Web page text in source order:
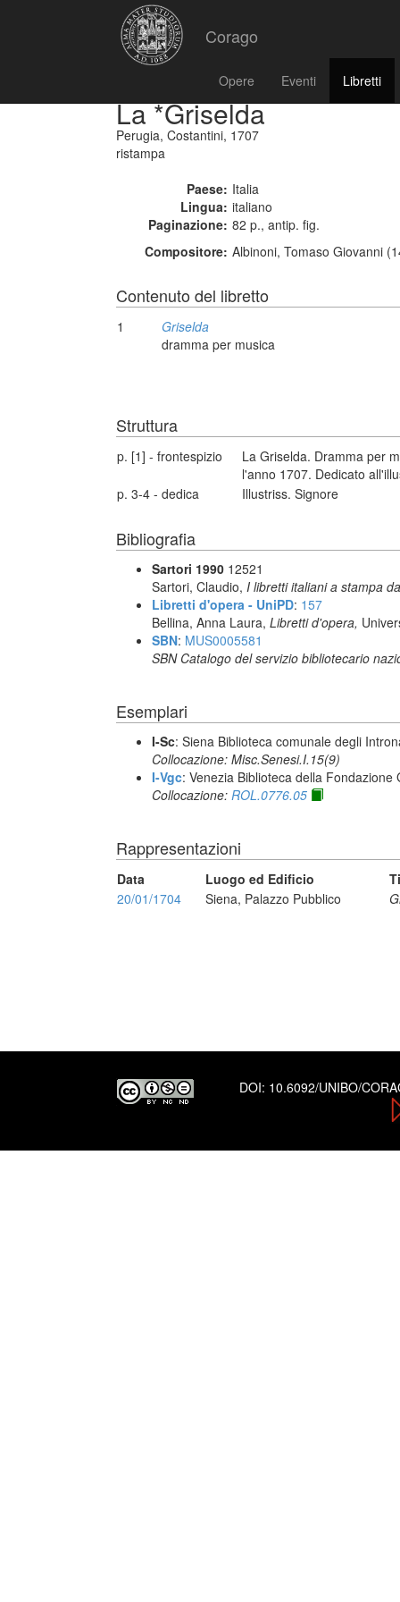
Corago
Opere Eventi Libretti
La *Griselda
Perugia, Costantini, 1707
ristampa
Paese: Italia
Lingua: italiano
Paginazione: 82 p., antip. fig.
Compositore: Albinoni, Tomaso Giovanni
Contenuto del libretto
1
Griselda
dramma per musica
Struttura
p. [1] - frontespizio
La Griselda. Dramma per
l'anno 1707. Dedicato
p. 3-4 - dedica
Illustriss. Signore
Bibliografia
Sartori 1990 12521
Sartori, Claudio, I libretti italiani a stampa
Libretti d'opera - UniPD: 157
Bellina, Anna Laura, Libretti d'opera,
SBN: MUS0005581
SBN Catalogo del servizio bibliotecario
Esemplari
I-Sc: Siena Biblioteca comunale degli
Collocazione: Misc.Senesi.I.15(9)
I-Vgc: Venezia Biblioteca della Fondazione
Collocazione: ROL.0776.05
Rappresentazioni
Data Luogo ed Edificio
20/01/1704
Siena, Palazzo Pubblico
DOI: 10.6092/UNIBO/